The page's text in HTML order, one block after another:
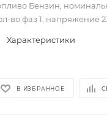
Бензин,
во фаз 1, напряжение
Характеристики
В ИЗБРАННОЕ